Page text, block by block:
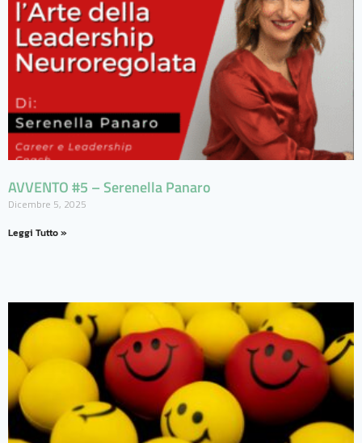
AVVENTO #5 – Serenella Panaro
Dicembre 5, 2025
Leggi Tutto »